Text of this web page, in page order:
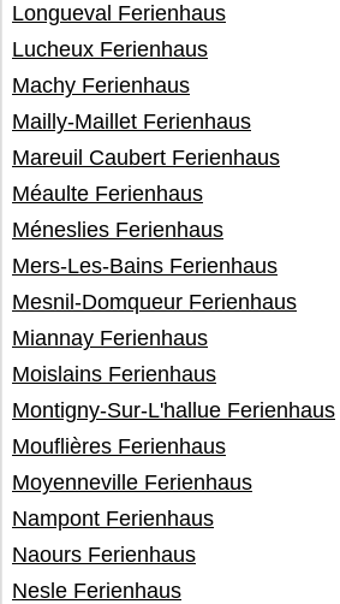
Longueval Ferienhaus
Lucheux Ferienhaus
Machy Ferienhaus
Mailly-Maillet Ferienhaus
Mareuil Caubert Ferienhaus
Méaulte Ferienhaus
Méneslies Ferienhaus
Mers-Les-Bains Ferienhaus
Mesnil-Domqueur Ferienhaus
Miannay Ferienhaus
Moislains Ferienhaus
Montigny-Sur-L'hallue Ferienhaus
Mouflières Ferienhaus
Moyenneville Ferienhaus
Nampont Ferienhaus
Naours Ferienhaus
Nesle Ferienhaus